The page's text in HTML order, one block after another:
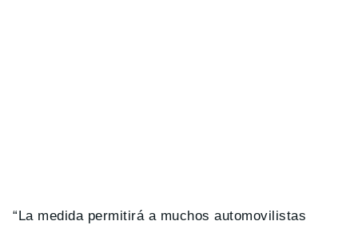
“La medida permitirá a muchos automovilistas